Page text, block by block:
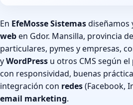
En EfeMosse Sistemasdiseñamos
weben Gdor. Mansilla, provincia
particulares, pymes y empresas,
yWordPress u otros CMS según
con responsividad, buenas
integración con redes(Facebook,
email marketing.